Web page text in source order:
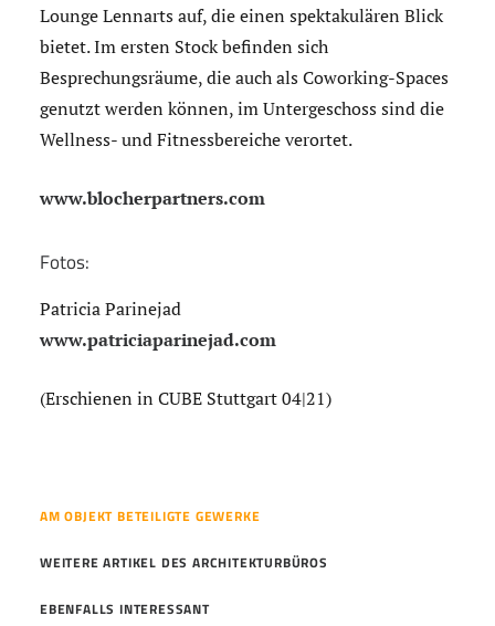
Lounge Lennarts auf, die einen spektakulären Blick
bietet. Im ersten Stock befinden sich
Besprechungsräume, die auch als Coworking-Spaces
genutzt werden können, im Untergeschoss sind die
Wellness- und Fitnessbereiche verortet.
www.blocherpartners.com
Fotos:
Patricia Parinejad
www.patriciaparinejad.com
(Erschienen in CUBE Stuttgart 04|21)
AM OBJEKT BETEILIGTE GEWERKE
WEITERE ARTIKEL DES ARCHITEKTURBÜROS
EBENFALLS INTERESSANT